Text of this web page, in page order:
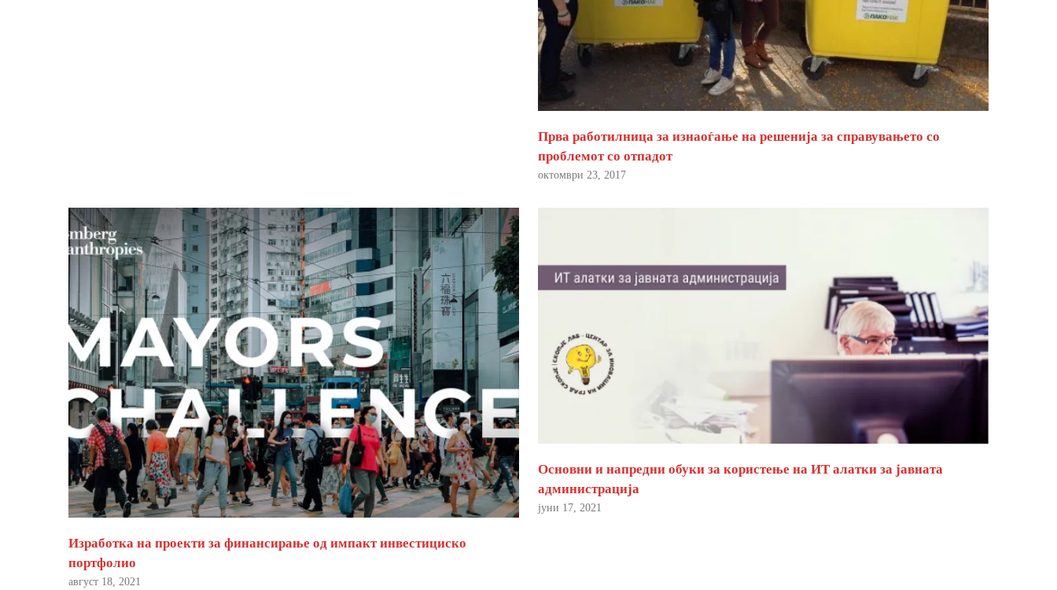
Прва работилница за изнаоѓање на решенија за справувањето со
проблемот со отпадот
октомври 23, 2017
Изработка на проекти за финансирање од импакт инвестициско
портфолио
август 18, 2021
Основни и напредни обуки за користење на ИТ алатки за јавната
администрација
јуни 17, 2021